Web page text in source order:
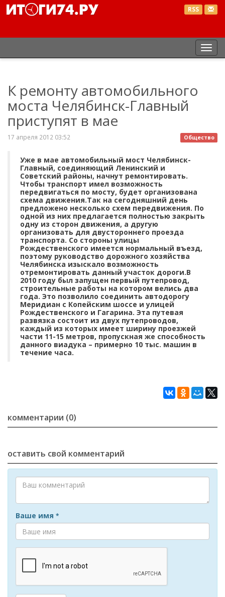
RSS
К ремонту автомобильного
моста Челябинск-Главный
приступят в мае
Общество
17 апреля 2012 03:52
Уже в мае автомобильный мост Челябинск-
Главный, соединяющий Ленинский и
Советский районы, начнут ремонтировать.
Чтобы транспорт имел возможность
передвигаться по мосту, будет организована
схема движения.Так на сегодняшний день
предложено несколько схем передвижения. По
одной из них предлагается полностью закрыть
одну из сторон движения, а другую
организовать для двустороннего проезда
транспорта. Со стороны улицы
Рождественского имеется нормальный въезд,
поэтому руководство дорожного хозяйства
Челябинска изыскало возможность
отремонтировать данный участок дороги.В
2010 году был запущен первый путепровод,
строительные работы на котором велись два
года. Это позволило соединить автодорогу
Меридиан с Копейским шоссе и улицей
Рождественского и Гагарина. Эта путевая
развязка состоит из двух путепроводов,
каждый из которых имеет ширину проезжей
части 11-15 метров, пропускная же способность
данного виадука – примерно 10 тыс. машин в
течение часа.
комментарии (0)
оставить свой комментарий
Ваше имя *